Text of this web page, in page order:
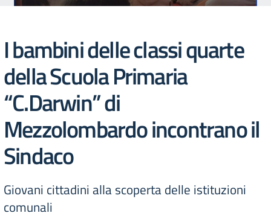
I bambini delle classi quarte
della Scuola Primaria
“C.Darwin” di
Mezzolombardo incontrano il
Sindaco
Giovani cittadini alla scoperta delle istituzioni
comunali